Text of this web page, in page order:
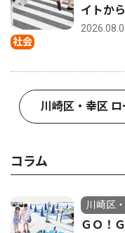
社会
イトか
川崎区・幸区
コラム
川崎区
ＧＯ！